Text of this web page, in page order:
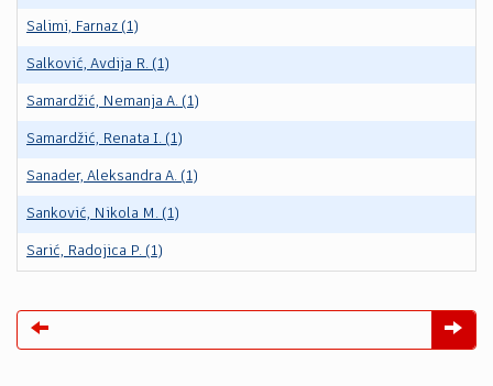
Salimi, Farnaz (1)
Salković, Avdija R. (1)
Samardžić, Nemanja A. (1)
Samardžić, Renata I. (1)
Sanader, Aleksandra A. (1)
Sanković, Nikola M. (1)
Sarić, Radojica P. (1)